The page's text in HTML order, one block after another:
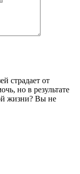
страдает от
но в результате
жизни? Вы не